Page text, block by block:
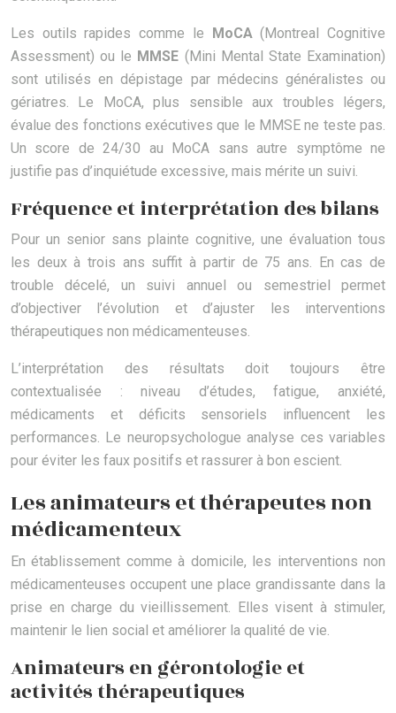
Les outils rapides comme le MoCA(Montreal Cognitive
Assessment) ou le MMSE (Mini Mental State Examination)
sont utilisés en dépistage par médecins généralistes ou
gériatres. Le MoCA, plus sensible aux troubles légers,
évalue des fonctions exécutives que le MMSE ne teste pas.
Un score de 24/30 au MoCA sans autre symptôme ne
justifie pas d’inquiétude excessive, mais mérite un suivi.
Fréquence et interprétation des bilans
Pour un senior sans plainte cognitive, une évaluation tous
les deux à trois ans suffit à partir de 75 ans. En cas de
trouble décelé, un suivi annuel ou semestriel permet
d’objectiver l’évolution et d’ajuster les interventions
thérapeutiques non médicamenteuses.
L’interprétation des résultats doit toujours être
contextualisée : niveau d’études, fatigue, anxiété,
médicaments et déficits sensoriels influencent les
performances. Le neuropsychologue analyse ces variables
pour éviter les faux positifs et rassurer à bon escient.
Les animateurs et thérapeutes non
médicamenteux
En établissement comme à domicile, les interventions non
médicamenteuses occupent une place grandissante dans la
prise en charge du vieillissement. Elles visent à stimuler,
maintenir le lien social et améliorer la qualité de vie.
Animateurs en gérontologie et
activités thérapeutiques